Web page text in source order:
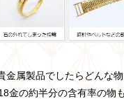
金属製品でしたらどんな
金の約半分の含有率の物